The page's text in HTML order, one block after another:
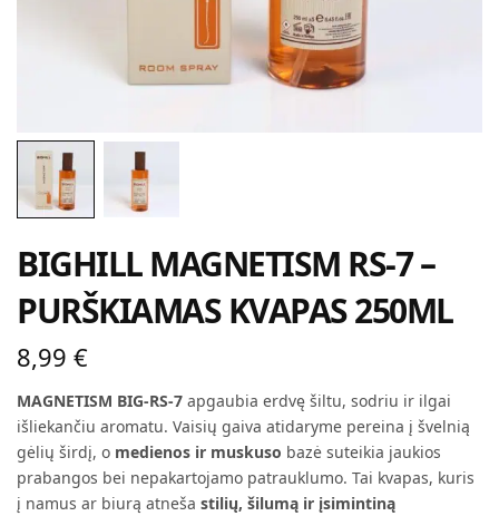
BIGHILL MAGNETISM RS-7 –
PURŠKIAMAS KVAPAS 250ML
8,99€
MAGNETISM BIG-RS-7 apgaubia erdvę šiltu, sodriu ir ilgai
išliekančiu aromatu. Vaisių gaiva atidaryme pereina į švelnią
gėlių širdį, o medienos ir muskuso bazė suteikia jaukios
prabangos bei nepakartojamo patrauklumo. Tai kvapas, kuris
į namus ar biurą atnešastilių, šilumą ir įsimintiną